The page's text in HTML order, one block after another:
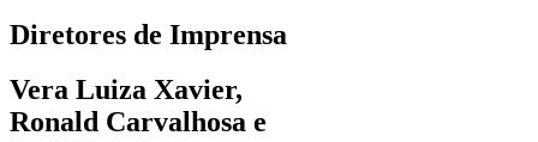
Diretores de Imprensa
Vera Luiza Xavier,
Ronald Carvalhosa e